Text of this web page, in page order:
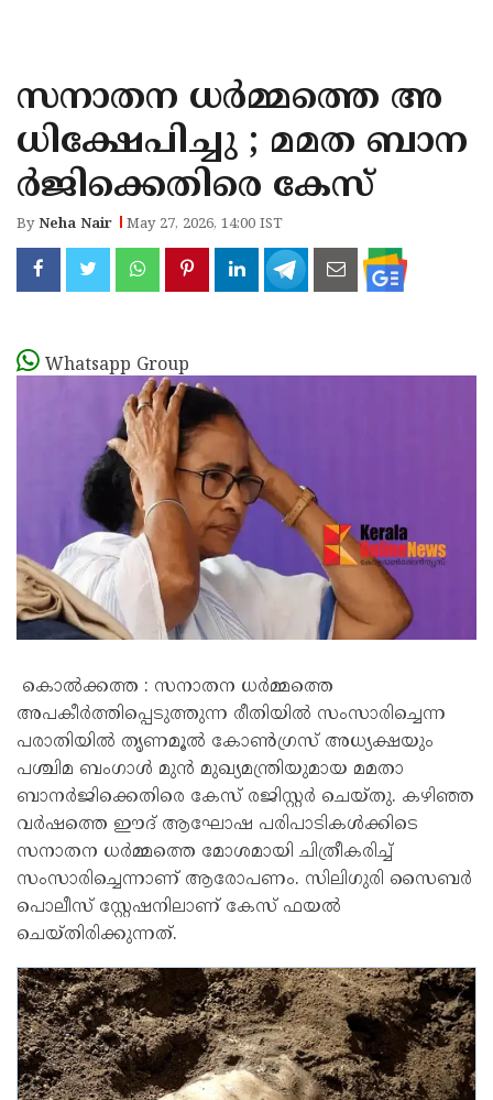
KANNUR
KASARAGOD
സനാതന ധർമ്മത്തെ അ
ധിക്ഷേപിച്ചു ; മമത ബാന
ർജിക്കെതിരെ കേസ്
ByNeha Nair May 27, 2026, 14:00 IST
Whatsapp Group
കൊൽക്കത്ത : സനാതന ധർമ്മത്തെ
അപകീർത്തിപ്പെടുത്തുന്ന രീതിയിൽ സംസാരിച്ചെന്ന
പരാതിയിൽ തൃണമൂൽ കോൺഗ്രസ് അധ്യക്ഷയും
പശ്ചിമ ബംഗാൾ മുൻ മുഖ്യമന്ത്രിയുമായ മമതാ
ബാനർജിക്കെതിരെ കേസ് രജിസ്റ്റർ ചെയ്തു. കഴിഞ്ഞ
വർഷത്തെ ഈദ് ആഘോഷ പരിപാടികൾക്കിടെ
സനാതന ധർമ്മത്തെ മോശമായി ചിത്രീകരിച്ച്
സംസാരിച്ചെന്നാണ് ആരോപണം. സിലിഗുരി സൈബർ
പൊലീസ് സ്റ്റേഷനിലാണ് കേസ് ഫയൽ
ചെയ്തിരിക്കുന്നത്.